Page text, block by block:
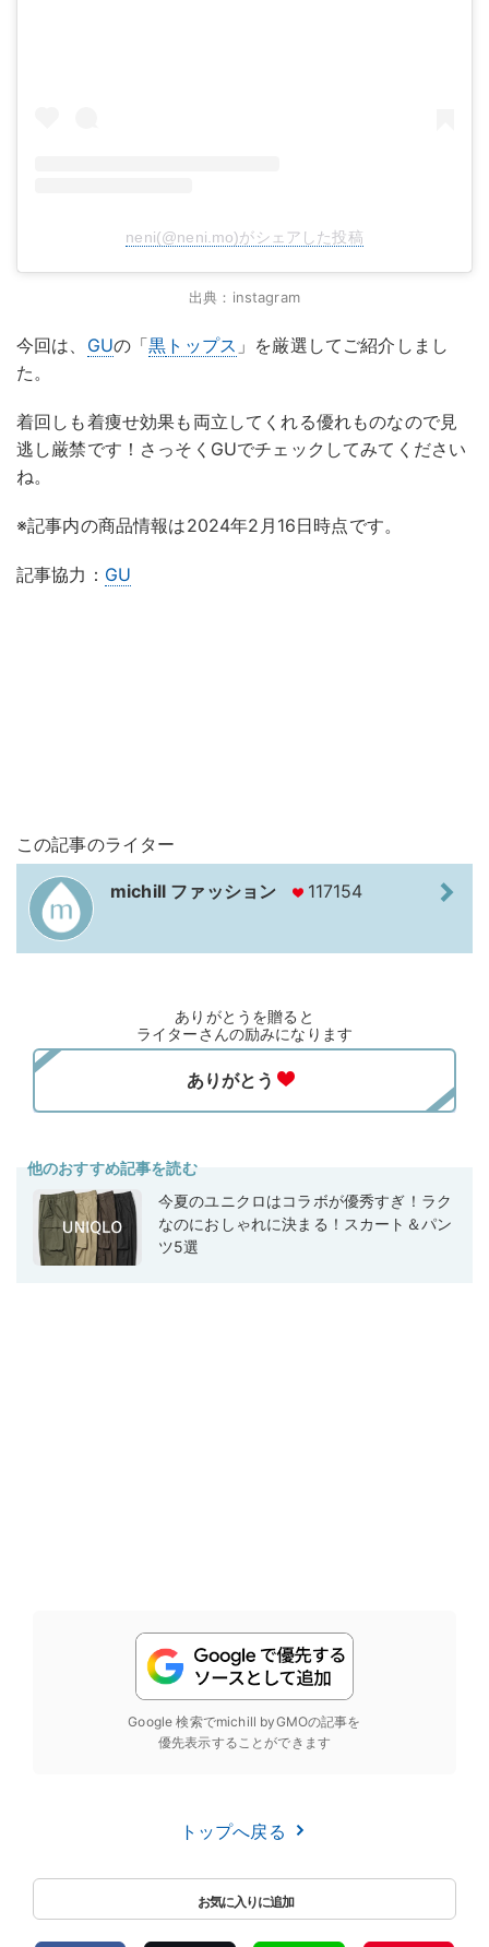
neni(@neni.mo)がシェアした投稿
出典：instagram
今回は、 GUの「黒 トップス 」を厳選してご紹介しまし
た。
着回しも着痩せ効果も両立してくれる優れものなので見
逃し厳禁です！さっそくGUでチェックしてみてください
ね。
※記事内の商品情報は2024年2月16日時点です。
記事協力： GU
この記事のライター
michill ファッション 117154
ありがとうを贈ると
ライターさんの励みになります
他のおすすめ記事を読む
今夏のユニクロはコラボが優秀すぎ！ラク
なのにおしゃれに決まる！スカート＆パン
ツ5選
Google 検索でmichill byGMOの記事を
優先表示することができます
トップへ戻る